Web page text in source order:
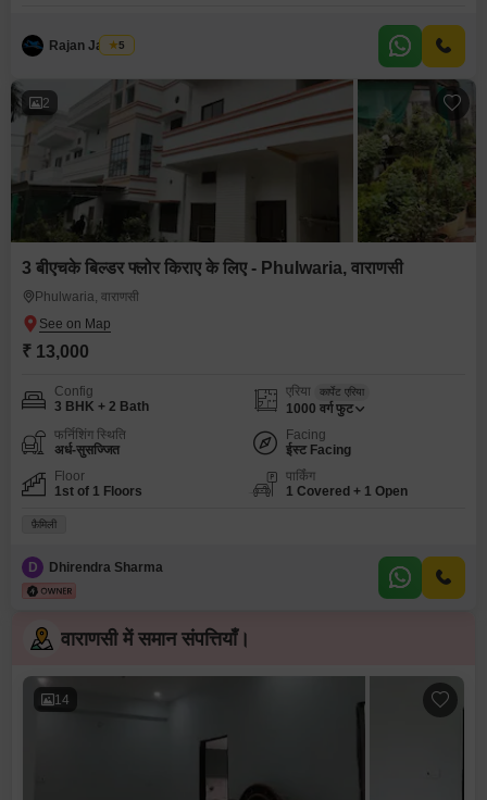
Rajan Jaiswal
5
2
3 बीएचके बिल्डर फ्लोर किराए के लिए - Phulwaria, वाराणसी
Phulwaria, वाराणसी
₹ 13,000
Config
3 BHK + 2 Bath
एरिया कार्पेट एरिया
1000 वर्ग फुट
फर्निशिंग स्थिति
अर्ध-सुसज्जित
Facing
ईस्ट Facing
Floor
1st of 1 Floors
पार्किंग
1 Covered + 1 Open
फ़ैमिली
D Dhirendra Sharma
वाराणसी में समान संपत्तियाँ।
14